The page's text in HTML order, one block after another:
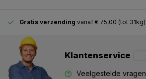
Gratis verzending vanaf € 75,00 (tot 31kg)
Klantenservice
Veelgestelde vragen